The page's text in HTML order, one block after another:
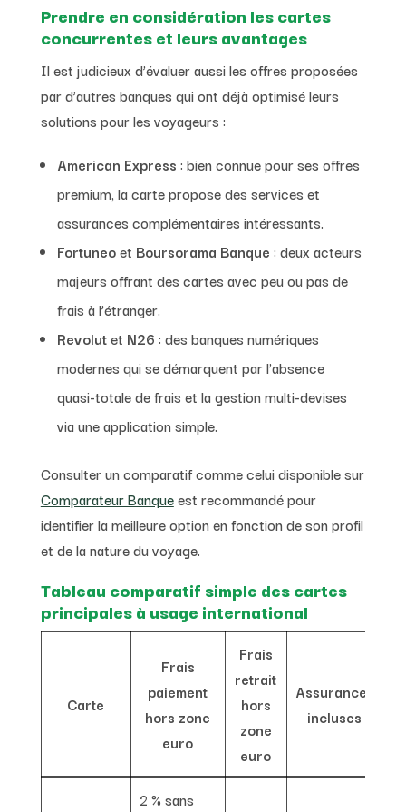
Prendre en considération les cartes
concurrentes et leurs avantages
Il est judicieux d’évaluer aussi les offres proposées
par d’autres banques qui ont déjà optimisé leurs
solutions pour les voyageurs :
American Express : bien connue pour ses offres
premium, la carte propose des services et
assurances complémentaires intéressants.
Fortuneoet Boursorama Banque : deux acteurs
majeurs offrant des cartes avec peu ou pas de
frais à l’étranger.
Revolutet N26 : des banques numériques
modernes qui se démarquent par l’absence
quasi-totale de frais et la gestion multi-devises
via une application simple.
Consulter un comparatif comme celui disponible sur
Comparateur Banqueest recommandé pour
identifier la meilleure option en fonction de son profil
et de la nature du voyage.
Tableau comparatif simple des cartes
principales à usage international
Carte
Frais
paiement
hors zone
euro
Frais
retrait
hors
zone
euro
Assurances
incluses
2 % sans